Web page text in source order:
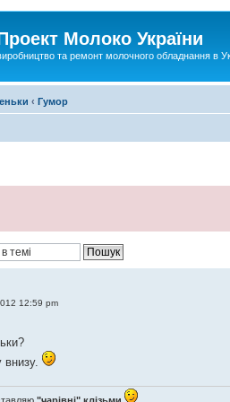
Молоко України
та ремонт молочного обладнання в
‹ Гумор
12:59 pm